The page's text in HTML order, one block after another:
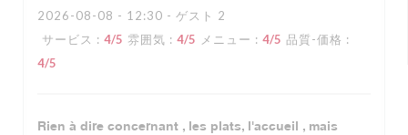
2026-08-08 - 12:30 - ゲスト 2
サービス : 4/5 雰囲気 : 4/5 メニュー : 4/5 品質-価格 :
4/5
Rien à dire concernant , les plats, l'accueil , mais